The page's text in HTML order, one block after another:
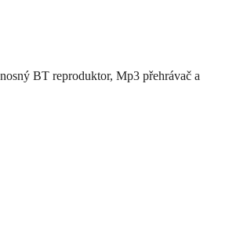
BT reproduktor, Mp3 přehrávač a